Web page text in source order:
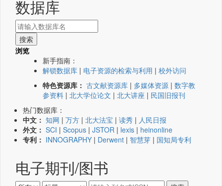
数据库
浏览
新手指南：
解锁数据库 | 电子资源的检索与利用 | 校外访问
特色资源库： 古文献资源库 | 多媒体资源 | 数字教
参资料 | 北大学位论文 | 北大讲座 | 民国旧报刊
热门数据库：
中文： 知网 | 万方 | 北大法宝 | 读秀 | 人民日报
外文： SCI | Scopus | JSTOR | lexis | heinonline
专利： INNOGRAPHY | Derwent | 智慧芽 | 国知局专利
电子期刊/图书